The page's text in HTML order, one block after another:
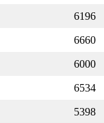
6196
6660
6000
6534
5398